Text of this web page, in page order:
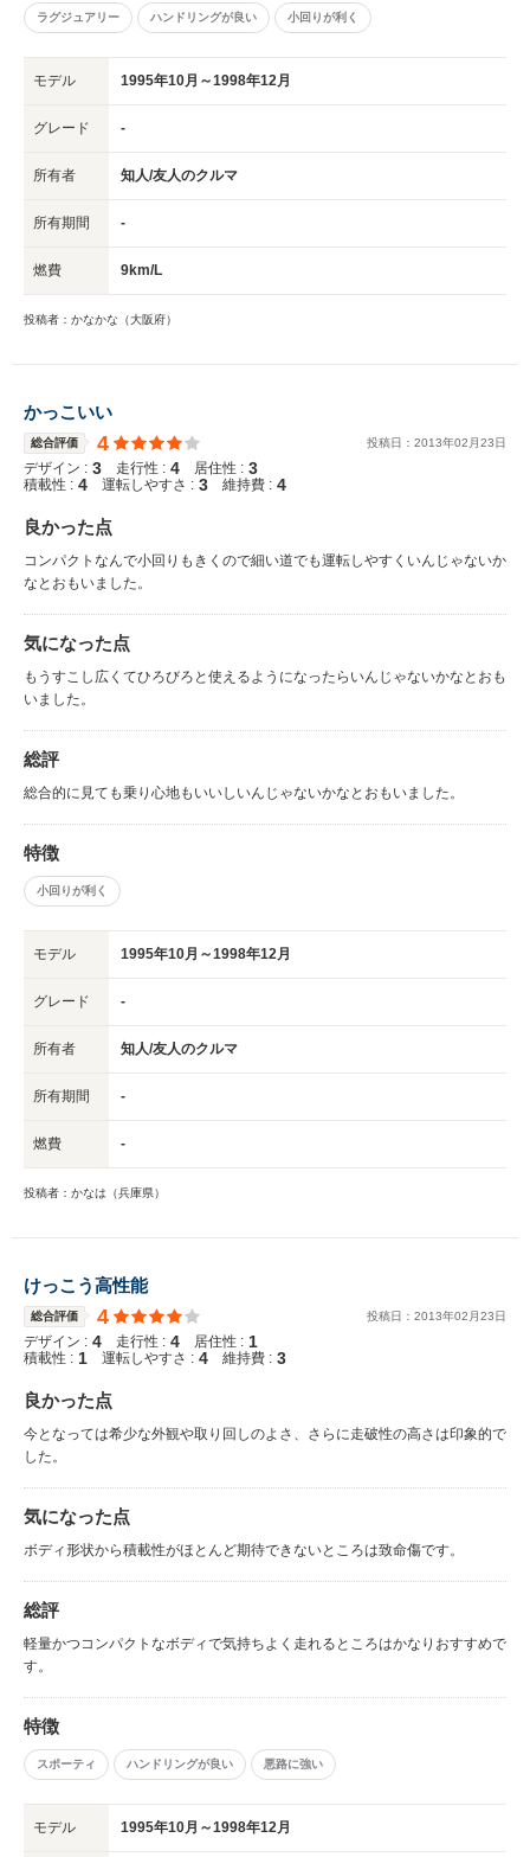
ラグジュアリー ハンドリングが良い 小回りが利く
モデル 1995年10月～1998年12月
グレード -
所有者 知人/友人のクルマ
所有期間 -
燃費 9km/L
投稿者：かなかな（大阪府）
かっこいい
総合評価 4 投稿日： 2013年02 月23日
デザイン : 3 走行性 : 4 居住性 : 3
積載性 : 4 運転しやすさ : 3 維持費 : 4
良かった点
コンパクトなんで小回りもきくので細い道でも運転しやすくいんじゃないか
なとおもいました。
気になった点
もうすこし広くてひろびろと使えるようになったらいんじゃないかなとおも
いました。
総評
総合的に見ても乗り心地もいいしいんじゃないかなとおもいました。
特徴
小回りが利く
モデル 1995年10月～1998年12月
グレード -
所有者 知人/友人のクルマ
所有期間 -
燃費 -
投稿者：かなは（兵庫県）
けっこう高性能
総合評価 4 投稿日： 2013年02 月23日
デザイン : 4 走行性 : 4 居住性 : 1
積載性 : 1 運転しやすさ : 4 維持費 : 3
良かった点
今となっては希少な外観や取り回しのよさ、さらに走破性の高さは印象的で
した。
気になった点
ボディ形状から積載性がほとんど期待できないところは致命傷です。
総評
軽量かつコンパクトなボディで気持ちよく走れるところはかなりおすすめで
す。
特徴
スポーティ ハンドリングが良い 悪路に強い
モデル 1995年10月～1998年12月